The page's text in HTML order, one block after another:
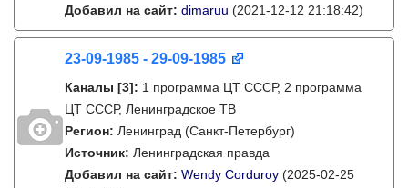
Добавил на сайт: dimaruu (2021-12-12 21:18:42)
23-09-1985 - 29-09-1985
Каналы [3]: 1 программа ЦТ СССР, 2 программа
ЦТ СССР, Ленинградское ТВ
Регион: Ленинград (Санкт-Петербург)
Источник: Ленинградская правда
Добавил на сайт: Wendy Corduroy (2025-02-25